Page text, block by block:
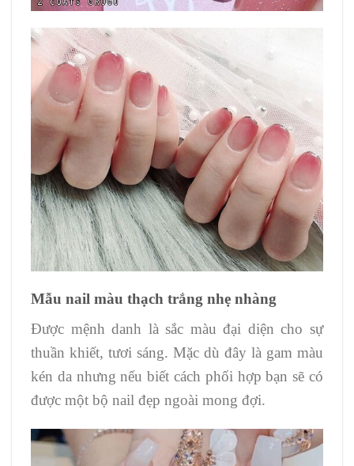
Mẫu nail màu thạch trắng nhẹ nhàng
Được mệnh danh là sắc màu đại diện cho sự
thuần khiết, tươi sáng. Mặc dù đây là gam màu
kén da nhưng nếu biết cách phối hợp bạn sẽ có
được một bộ nail đẹp ngoài mong đợi.